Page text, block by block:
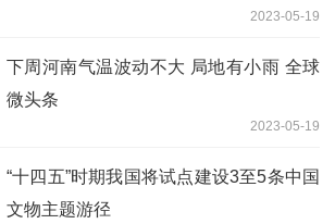
2023-05-19
下周河南气温波动不大 局地有小雨 全球
微头条
2023-05-19
“十四五”时期我国将试点建设3至5条中国
文物主题游径